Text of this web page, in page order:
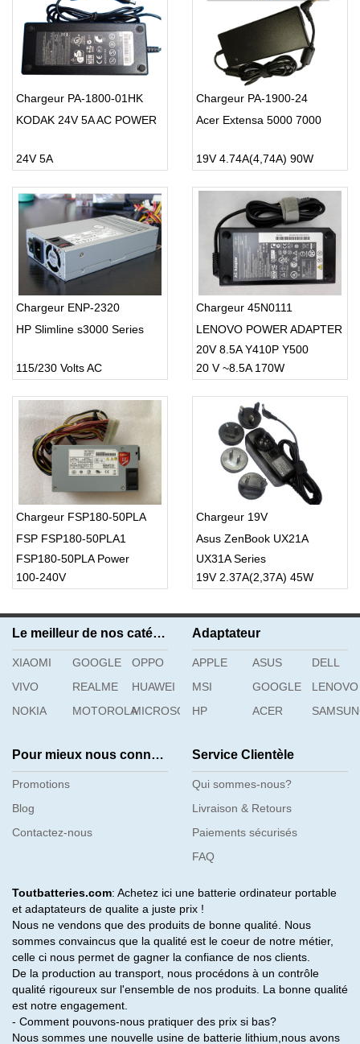
Chargeur PA-1800-01HK
KODAK 24V 5A AC POWER
24V 5A
Chargeur PA-1900-24
Acer Extensa 5000 7000
19V 4.74A(4,74A) 90W
Chargeur ENP-2320
HP Slimline s3000 Series
115/230 Volts AC
Chargeur 45N0111
LENOVO POWER ADAPTER
20V 8.5A Y410P Y500
Y500N Y560 Y510P
20 V ~8.5A 170W
Chargeur FSP180-50PLA
FSP FSP180-50PLA1
FSP180-50PLA Power
Supply 220w
100-240V
Chargeur 19V
Asus ZenBook UX21A
UX31A Series
19V 2.37A(2,37A) 45W
Le meilleur de nos catégories
XIAOMI GOOGLE
OPPO
VIVO
REALME
HUAWEI
NOKIA
MOTOROLAMICROSOFT
Adaptateur
APPLE ASUS
DELL
MSI
GOOGLE
LENOVO
HP
ACER
Pour mieux nous connaître
Promotions
Blog
Contactez-nous
Service Clientèle
Qui sommes-nous?
Livraison & Retours
Paiements sécurisés
FAQ
Toutbatteries.com: Achetez ici une batterie ordinateur portable
et adaptateurs de qualite a juste prix !
Nous ne vendons que des produits de bonne qualité. Nous
sommes convaincus que la qualité est le coeur de notre métier,
celle ci nous permet de gagner la confiance de nos clients.
De la production au transport, nous procédons à un contrôle
qualité rigoureux sur l'ensemble de nos produits. La bonne qualité
est notre engagement.
- Comment pouvons-nous pratiquer des prix si bas?
Nous sommes une nouvelle usine de batterie lithium,nous avons